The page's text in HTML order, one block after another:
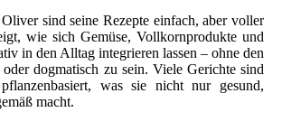
sind seine Rezepte einfach, aber voller
wie sich Gemüse, Vollkornprodukte und
in den Alltag integrieren lassen – ohne den
dogmatisch zu sein. Viele Gerichte sind
was sie nicht nur gesund,
macht.